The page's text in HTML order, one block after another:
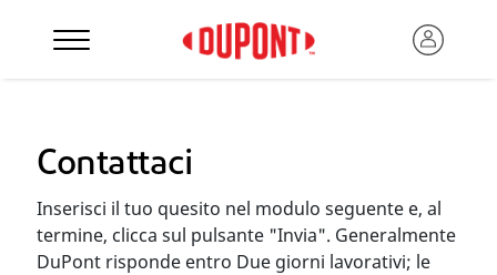
Contattaci
Inserisci il tuo quesito nel modulo seguente e, al
termine, clicca sul pulsante "Invia". Generalmente
DuPont risponde entro Due giorni lavorativi; le